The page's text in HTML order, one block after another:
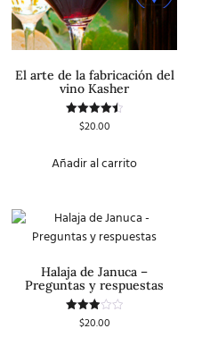
El arte de la fabricación del
vino Kasher
Valorado
$20.00
Añadir al carrito
Halaja de Januca –
Preguntas y respuestas
Valorado
con
$20.00